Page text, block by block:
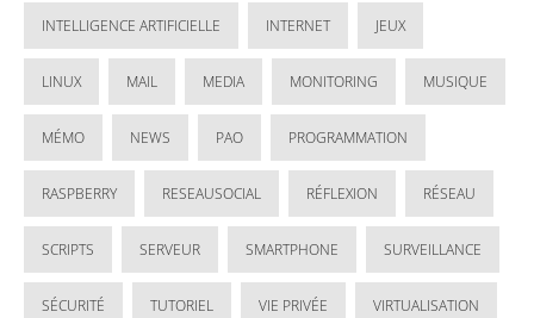
INTELLIGENCE ARTIFICIELLE INTERNET JEUX
LINUX MAIL MEDIA MONITORING MUSIQUE
MÉMO NEWS PAO PROGRAMMATION
RASPBERRY RESEAUSOCIAL RÉFLEXION RÉSEAU
SCRIPTS SERVEUR SMARTPHONE SURVEILLANCE
SÉCURITÉ TUTORIEL VIE PRIVÉE VIRTUALISATION